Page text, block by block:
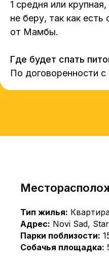
1 средня или
не беру, так как есть
от Мамбы.
Где будет спать
По договоренности
Тип жилья:
Адрес: Novi Sad,
Парки поблизости:
Собачья площадка: